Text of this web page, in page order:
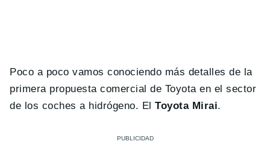
Poco a poco vamos conociendo más detalles de la
primera propuesta comercial de Toyota en el sector
de los coches a hidrógeno. ElToyota Mirai.